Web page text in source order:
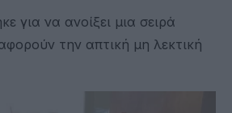
για να ανοίξει μια σειρά
την απτική μη λεκτική